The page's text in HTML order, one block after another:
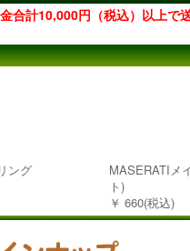
合計10,000円（税込）以上で
ング
MASERATIメ
ト)
￥ 660(税込)